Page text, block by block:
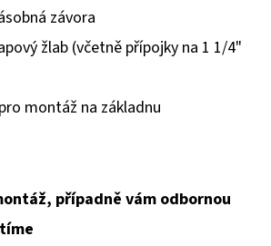
závora
žlab (včetně přípojky na 1 1/4"
montáž na základnu
případně vám odbornou